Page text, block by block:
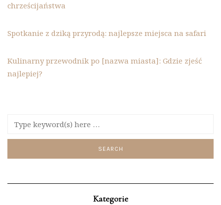
chrześcijaństwa
Spotkanie z dziką przyrodą: najlepsze miejsca na safari
Kulinarny przewodnik po [nazwa miasta]: Gdzie zjeść
najlepiej?
Kategorie